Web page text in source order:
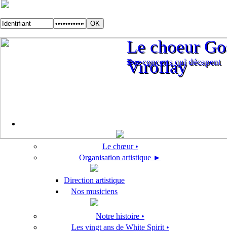
Des concerts qui décapent
Le choeur
Viroflay
Des concerts qui décapent
Le choeur
Viroflay
Le chœur •
Organisation artistique ►
Direction artistique
Nos musiciens
Notre histoire •
Les vingt ans de White Spirit •